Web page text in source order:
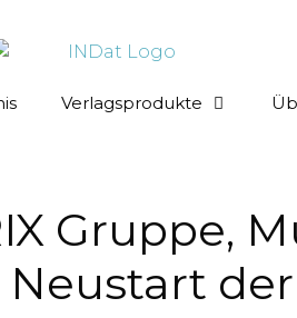
Verlagsprodukte
Gruppe,
der